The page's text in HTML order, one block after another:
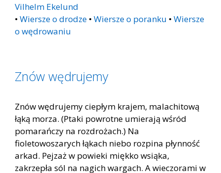
Vilhelm Ekelund
• Wiersze o drodze • Wiersze o poranku • Wiersze
o wędrowaniu
Znów wędrujemy
Znów wędrujemy ciepłym krajem, malachitową
łąką morza. (Ptaki powrotne umierają wśród
pomarańczy na rozdrożach.) Na
fioletowoszarych łąkach niebo rozpina płynność
arkad. Pejzaż w powieki miękko wsiąka,
zakrzepła sól na nagich wargach. A wieczorami w